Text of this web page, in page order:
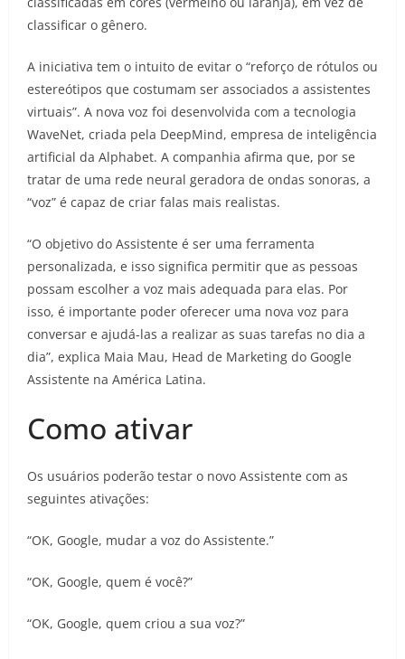
classificar o gênero.
A iniciativa tem o intuito de evitar o “reforço de rótulos ou
estereótipos que costumam ser associados a assistentes
virtuais”. A nova voz foi desenvolvida com a tecnologia
WaveNet, criada pela DeepMind, empresa de inteligência
artificial da Alphabet. A companhia afirma que, por se
tratar de uma rede neural geradora de ondas sonoras, a
“voz” é capaz de criar falas mais realistas.
“O objetivo do Assistente é ser uma ferramenta
personalizada, e isso significa permitir que as pessoas
possam escolher a voz mais adequada para elas. Por
isso, é importante poder oferecer uma nova voz para
conversar e ajudá-las a realizar as suas tarefas no dia a
dia”, explica Maia Mau, Head de Marketing do Google
Assistente na América Latina.
Como ativar
Os usuários poderão testar o novo Assistente com as
seguintes ativações:
“OK, Google, mudar a voz do Assistente.”
“OK, Google, quem é você?”
“OK, Google, quem criou a sua voz?”